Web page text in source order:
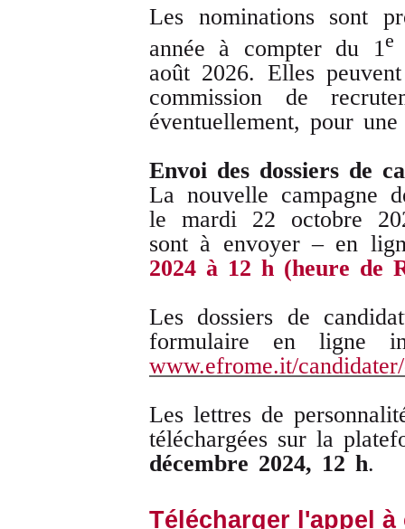
Les nominations sont
année à compter du 1e
août 2026. Elles
commission de
éventuellement, pour
Envoi des dossiers de
La nouvelle campagne
le mardi 22 octobre
sont à envoyer – en
2024 à 12 h (heure de
Les dossiers de
formulaire en ligne
www.efrome.it/
Les lettres de
téléchargées sur la
décembre 2024, 12 h.
Télécharger l'appel à